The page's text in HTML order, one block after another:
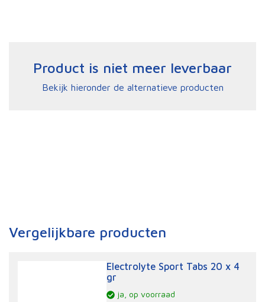
Vergelijkbare producten
Product is niet meer leverbaar
Bekijk hieronder de alternatieve producten
Electrolyte Sport Tabs 20 x 4
gr
ja, op voorraad